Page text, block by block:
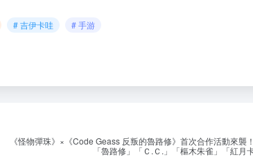
# 吉伊卡哇 # 手游
《怪物彈珠》×《Code Geass 反叛的魯路修》首次合作活動來襲
「魯路修」「Ｃ.Ｃ.」「樞木朱雀」「紅月